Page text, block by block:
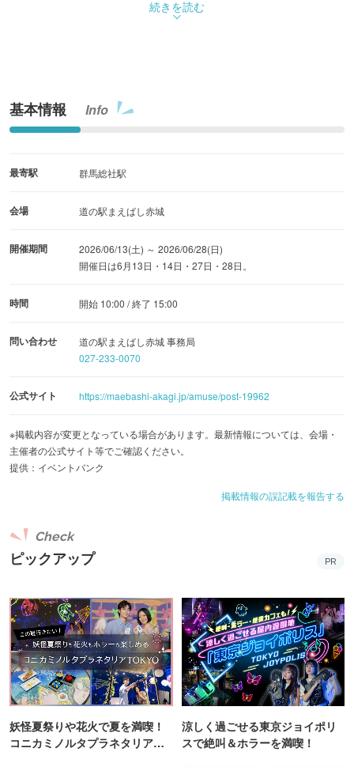
験前と体験後にスキンチェッカーを使用し、水分量を測定
続きを読む
基本情報 Info
最寄駅 群馬総社駅
会場 道の駅まえばし赤城
開催期間
2026/06/13(土) ～ 2026/06/28(日)
開催日は6月13日・14日・27日・28日。
時間 開始 10:00 / 終了 15:00
問い合わせ
道の駅まえばし赤城 事務局
027-233-0070
公式サイト https://maebashi-akagi.jp/amuse/post-19962
※掲載内容が変更となっている場合があります。最新情報については、会場・
主催者の公式サイト等でご確認ください。
提供：イベントバンク
掲載情報の誤記載を報告する
ピックアップ
Check
PR
妖怪夏祭りや花火で夏を満喫！
コニカミノルタプラネタリア
涼しく過ごせる東京ジョイポリ
スで絶叫＆ホラーを満喫！